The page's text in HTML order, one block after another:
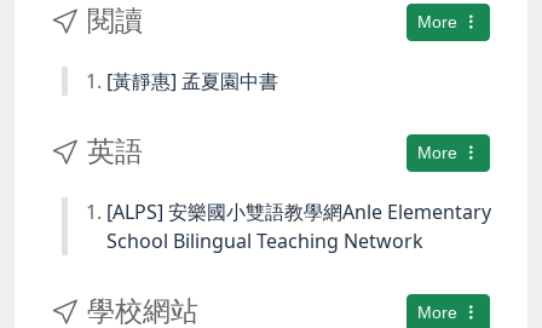
More
閱讀
[黃靜惠] 孟夏園中書
More
英語
[ALPS] 安樂國小雙語教學網Anle Elementary
School Bilingual Teaching Network
More
學校網站